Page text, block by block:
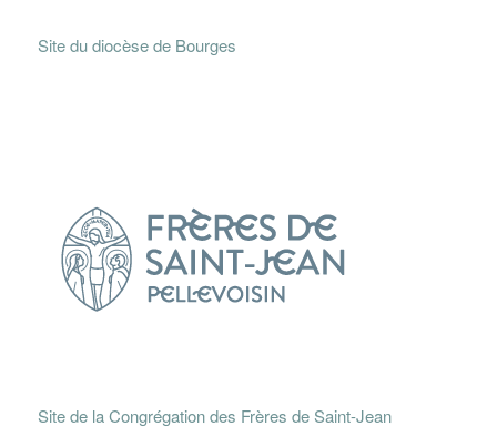
Site du diocèse de Bourges
Site de la Congrégation des Frères de Saint-Jean